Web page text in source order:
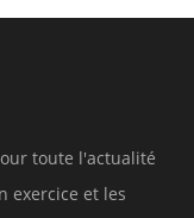
toute l'actualité
exercice et les